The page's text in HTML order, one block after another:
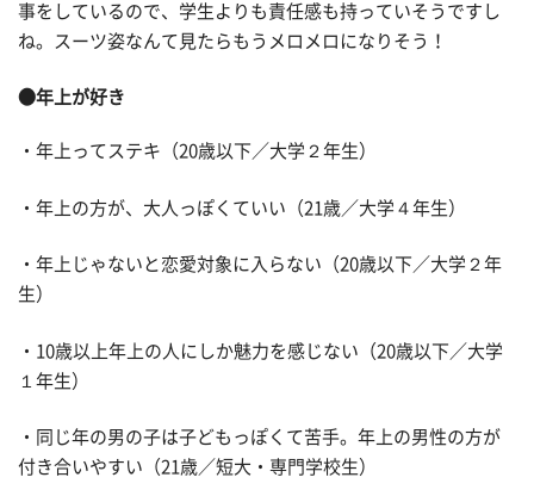
事をしているので、学生よりも責任感も持っていそうですし
ね。スーツ姿なんて見たらもうメロメロになりそう！
●年上が好き
・年上ってステキ（20歳以下／大学２年生）
・年上の方が、大人っぽくていい（21歳／大学４年生）
・年上じゃないと恋愛対象に入らない（20歳以下／大学２年
生）
・10歳以上年上の人にしか魅力を感じない（20歳以下／大学
１年生）
・同じ年の男の子は子どもっぽくて苦手。年上の男性の方が
付き合いやすい（21歳／短大・専門学校生）